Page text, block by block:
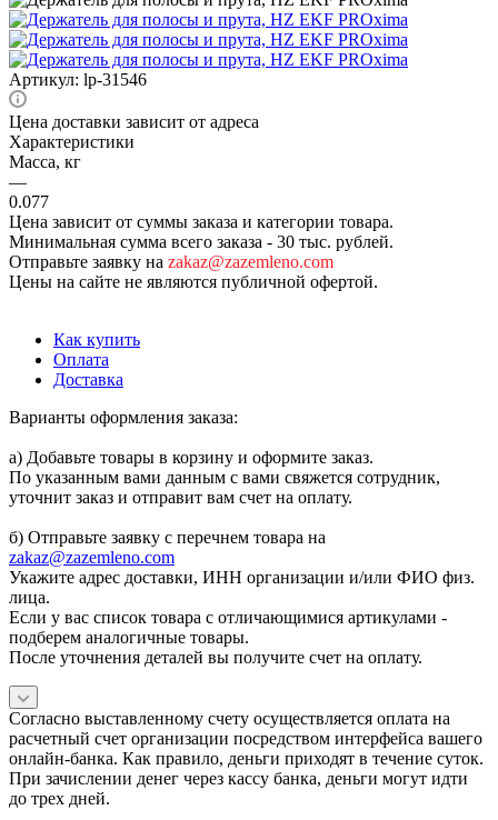
Артикул: lp-31546
Цена доставки зависит от адреса
Характеристики
Масса, кг
—
0.077
Цена зависит от суммы заказа и категории товара.
Минимальная сумма всего заказа - 30 тыс. рублей.
Отправьте заявку на zakaz@zazemleno.com
Цены на сайте не являются публичной офертой.
Как купить
Оплата
Доставка
Варианты оформления заказа:
а) Добавьте товары в корзину и оформите заказ.
По указанным вами данным с вами свяжется сотрудник,
уточнит заказ и отправит вам счет на оплату.
б) Отправьте заявку с перечнем товара на
zakaz@zazemleno.com
Укажите адрес доставки, ИНН организации и/или ФИО физ.
лица.
Если у вас список товара с отличающимися артикулами -
подберем аналогичные товары.
После уточнения деталей вы получите счет на оплату.
Согласно выставленному счету осуществляется оплата на
расчетный счет организации посредством интерфейса вашего
онлайн-банка. Как правило, деньги приходят в течение суток.
При зачислении денег через кассу банка, деньги могут идти
до трех дней.